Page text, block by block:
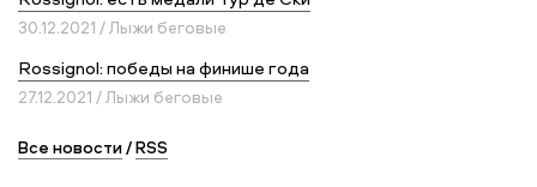
30.12.2021 / Лыжи беговые
Rossignol: победы на финише года
27.12.2021 / Лыжи беговые
Все новости/RSS